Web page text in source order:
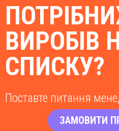
ВИРОБІВ
СПИСКУ?
Поставте питання
ЗАМОВИТИ